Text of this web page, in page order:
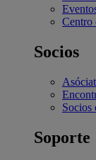
Centro
Socios
Socios
Soporte